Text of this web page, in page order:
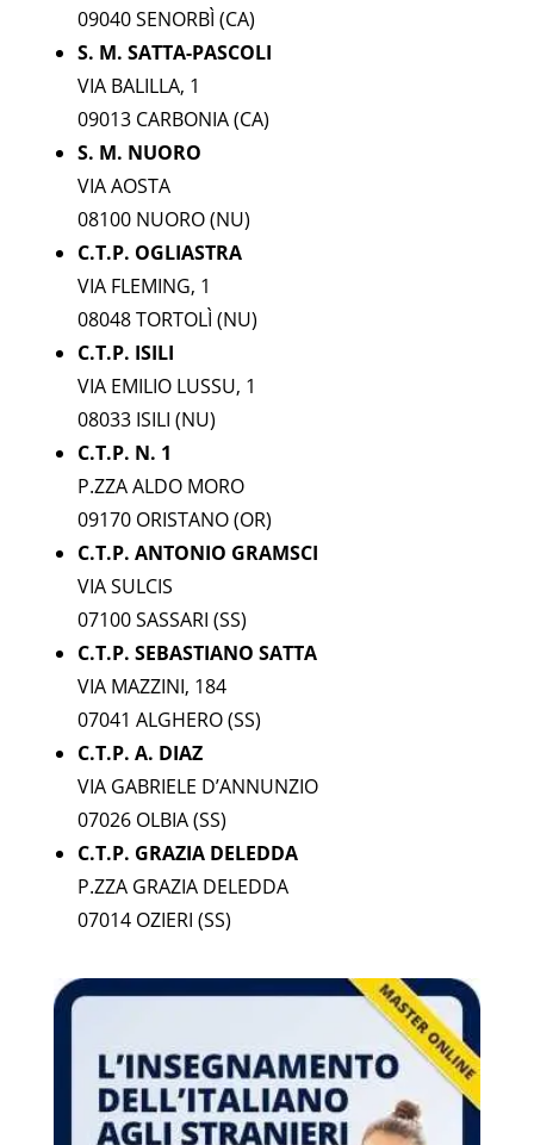
09040 SENORBÌ (CA)
S. M. SATTA-PASCOLI
VIA BALILLA, 1
09013 CARBONIA (CA)
S. M. NUORO
VIA AOSTA
08100 NUORO (NU)
C.T.P. OGLIASTRA
VIA FLEMING, 1
08048 TORTOLÌ (NU)
C.T.P. ISILI
VIA EMILIO LUSSU, 1
08033 ISILI (NU)
C.T.P. N. 1
P.ZZA ALDO MORO
09170 ORISTANO (OR)
C.T.P. ANTONIO GRAMSCI
VIA SULCIS
07100 SASSARI (SS)
C.T.P. SEBASTIANO SATTA
VIA MAZZINI, 184
07041 ALGHERO (SS)
C.T.P. A. DIAZ
VIA GABRIELE D’ANNUNZIO
07026 OLBIA (SS)
C.T.P. GRAZIA DELEDDA
P.ZZA GRAZIA DELEDDA
07014 OZIERI (SS)